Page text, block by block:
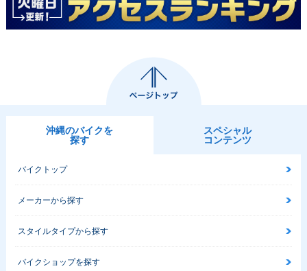
沖縄のバイクを
探す
スペシャル
コンテンツ
バイクトップ
メーカーから探す
スタイルタイプから探す
バイクショップを探す